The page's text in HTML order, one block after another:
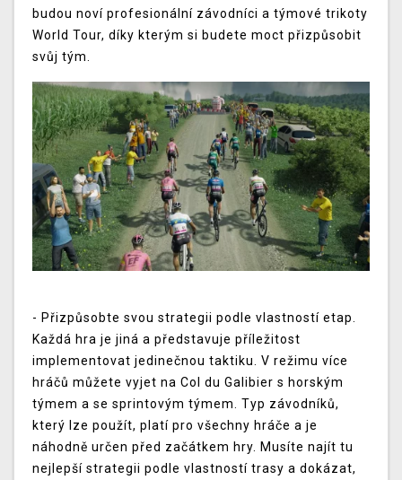
budou noví profesionální závodníci a týmové trikoty
World Tour, díky kterým si budete moct přizpůsobit
svůj tým.
- Přizpůsobte svou strategii podle vlastností etap.
Každá hra je jiná a představuje příležitost
implementovat jedinečnou taktiku. V režimu více
hráčů můžete vyjet na Col du Galibier s horským
týmem a se sprintovým týmem. Typ závodníků,
který lze použít, platí pro všechny hráče a je
náhodně určen před začátkem hry. Musíte najít tu
nejlepší strategii podle vlastností trasy a dokázat,